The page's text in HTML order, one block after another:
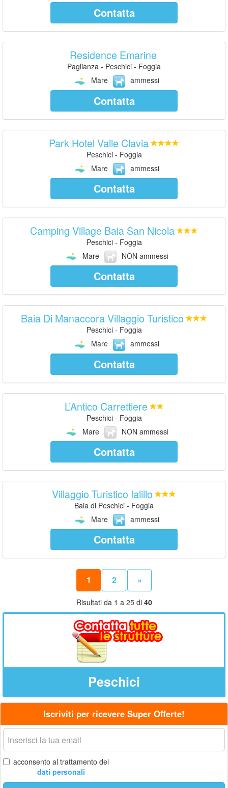
Contatta
Residence Emarine
Paglianza - Peschici - Foggia
Mare
ammessi
Contatta
Park Hotel Valle Clavia
Peschici - Foggia
Mare
ammessi
Contatta
Camping Village Baia San Nicola
Peschici - Foggia
Mare
NON ammessi
Contatta
Baia Di Manaccora Villaggio Turistico
Peschici - Foggia
Mare
ammessi
Contatta
L’Antico Carrettiere
Peschici - Foggia
Mare
NON ammessi
Contatta
Villaggio Turistico Ialillo
Baia di Peschici - Foggia
Mare
ammessi
Contatta
1 2 »
Risultati da 1 a 25 di 40
Peschici
Iscriviti per ricevere Super Offerte!
La
tua
email
acconsento al trattamento dei
dati personali